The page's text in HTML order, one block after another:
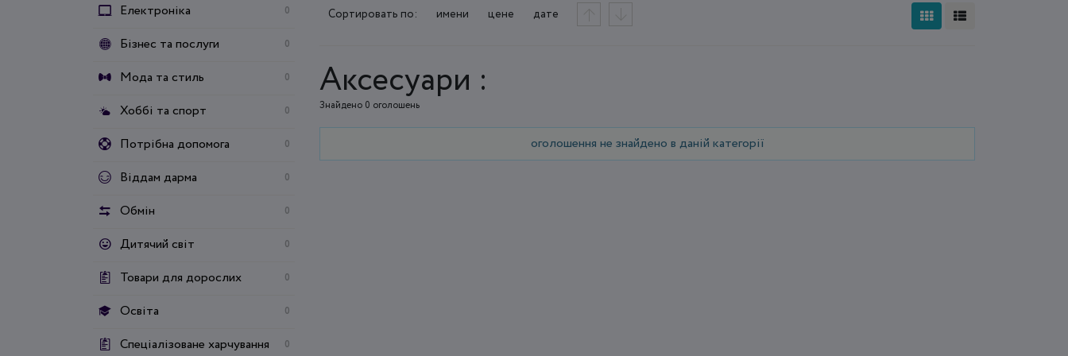
Електроніка 0
Бізнес та послуги 0
Мода та стиль 0
Хоббі та спорт 0
Потрібна допомога 0
Віддам дарма 0
Обмін 0
Дитячий світ 0
Товари для дорослих 0
Освіта 0
Спеціалізоване харчування 0
Сортировать по: имени цене дате
Аксесуари :
Знайдено 0 оголошень
оголошення не знайдено в даній категорії